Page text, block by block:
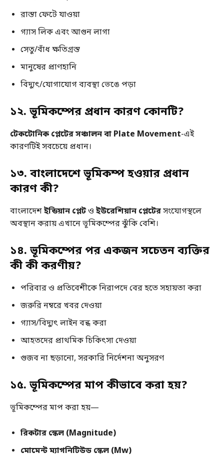
রাস্তা ফেটে যাওয়া
গ্যাস লিক এবং আগুন লাগা
সেতু/বাঁধ ক্ষতিগ্রস্ত
মানুষের প্রাণহানি
বিদ্যুৎ/যোগাযোগ ব্যবস্থা ভেঙে পড়া
১২. ভূমিকম্পের প্রধান কারণ কোনটি?
টেকটোনিক প্লেটের সঞ্চালন বা Plate Movement-এই
কারণটিই সবচেয়ে প্রধান।
১৩. বাংলাদেশে ভূমিকম্প হওয়ার প্রধান
কারণ কী?
বাংলাদেশইন্ডিয়ান প্লেটও ইউরেশিয়ান প্লেটেরসংযোগস্থলে
অবস্থান করায় এখানে ভূমিকম্পের ঝুঁকি বেশি।
১৪. ভূমিকম্পের পর একজন সচেতন ব্যক্তির
কী কী করণীয়?
পরিবার ও প্রতিবেশীকে নিরাপদে বের হতে সহায়তা করা
জরুরি নম্বরে খবর দেওয়া
গ্যাস/বিদ্যুৎ লাইন বন্ধ করা
আহতদের প্রাথমিক চিকিৎসা দেওয়া
গুজব না ছড়ানো, সরকারি নির্দেশনা অনুসরণ
১৫. ভূমিকম্পের মাপ কীভাবে করা হয়?
ভূমিকম্পের মাপ করা হয়—
রিকটার স্কেল (Magnitude)
মোমেন্ট ম্যাগনিটিউড স্কেল (Mw)